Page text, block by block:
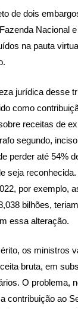
de dois
Nacional
na pauta
jurídica desse
como
receitas de
segundo,
perder até 54%
seja
por exemplo,
bilhões,
essa alteração.
os ministros
bruta, em
O problema,
contribuição ao